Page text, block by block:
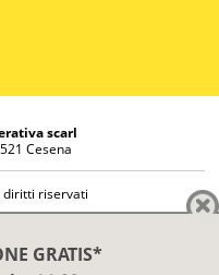
GRATIS*
scarl
Cesena
riservati